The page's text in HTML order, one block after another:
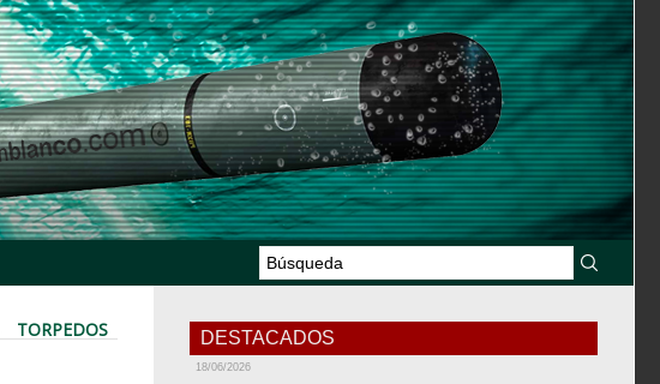
TORPEDOS DESTACADOS
18/06/2026